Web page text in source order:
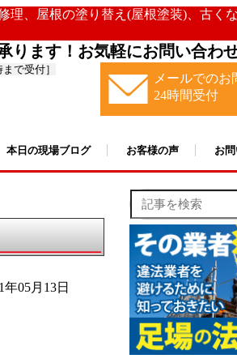
、屋根の塗り替え(屋根塗装)、古く
ります！お気軽にお問い合わ
で受付］
メールでのお
24時間受付
本日の現場ブログ お客様の声 お
05月13日
記事を検索